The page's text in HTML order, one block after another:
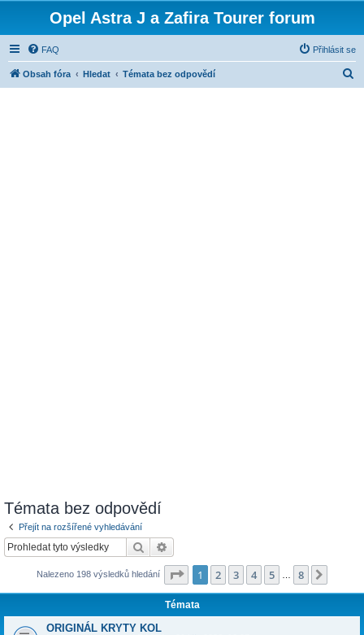
Opel Astra J a Zafira Tourer forum
FAQ Přihlásit se
Obsah fóra Hledat Témata bez odpovědí
Témata bez odpovědí
Přejít na rozšířené vyhledávání
Hledat
Nalezeno 198 výsledků hledání Stránka z
1 2 3 4 5 8
Témata
ORIGINÁL KRYTY KOL